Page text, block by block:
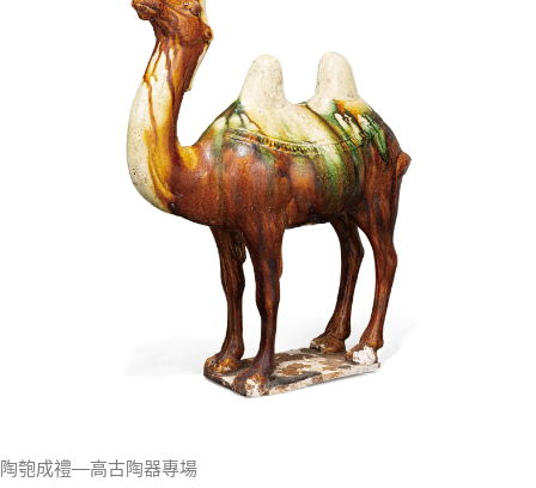
陶匏成禮—高古陶器專場